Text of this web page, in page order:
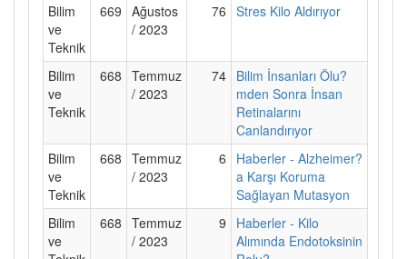
Bilim
ve
Teknik
669 Ağustos
/ 2023
76 Stres Kilo Aldırıyor
Bilim
ve
Teknik
668 Temmuz
/ 2023
74 Bilim İnsanları Ölu?
mden Sonra İnsan
Retinalarını
Canlandırıyor
Bilim
ve
Teknik
668 Temmuz
/ 2023
6
Haberler - Alzheimer?
a Karşı Koruma
Sağlayan Mutasyon
Bilim
ve
668 Temmuz
/ 2023
9
Haberler - Kilo
Alımında Endotoksinin